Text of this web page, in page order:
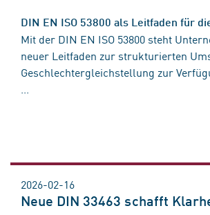
DIN EN ISO 53800 als Leitfaden für
Mit der DIN EN ISO 53800 steht
neuer Leitfaden zur strukturierten
Geschlechtergleichstellung zur
2026-02-16
Neue DIN 33463 schafft